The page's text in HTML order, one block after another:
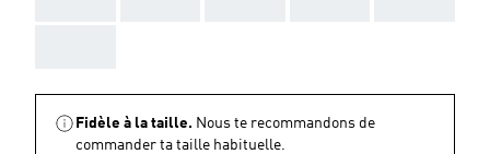
Fidèle à la taille. Nous te recommandons de
commander ta taille habituelle.